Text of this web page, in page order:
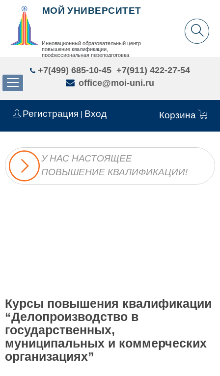
Регистрация Вход Корзина
МОЙ УНИВЕРСИТЕТ
Инновационный образовательный центр
повышение квалификации,
профессиональная переподготовка,
+7(499) 685-10-45 +7(911) 422-27-54
office@moi-uni.ru
У НАС НАСТОЯЩЕЕ
ПОВЫШЕНИЕ КВАЛИФИКАЦИИ!
Курсы повышения квалификации
“Делопроизводство в
государственных,
муниципальных и коммерческих
организациях”